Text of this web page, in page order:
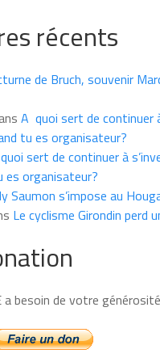
récents
de Bruch, souvenir
A quoi sert de continuer
tu es organisateur?
sert de continuer à
es organisateur?
Saumon s’impose au
Le cyclisme Girondin perd
a besoin de votre